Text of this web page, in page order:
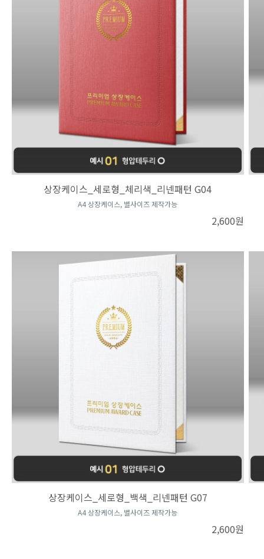
상장케이스_세로형_체리색_리넨패턴 G04
A4 상장케이스, 별사이즈 제작가능
2,600원
상장케이스_세로형_백색_리넨패턴 G07
A4 상장케이스, 별사이즈 제작가능
2,600원